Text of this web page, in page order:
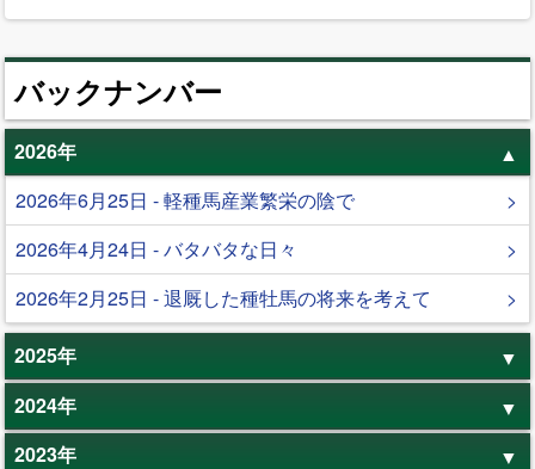
バックナンバー
2026年
2026年6月25日 - 軽種馬産業繁栄の陰で
2026年4月24日 - バタバタな日々
2026年2月25日 - 退厩した種牡馬の将来を考えて
2025年
2024年
2023年